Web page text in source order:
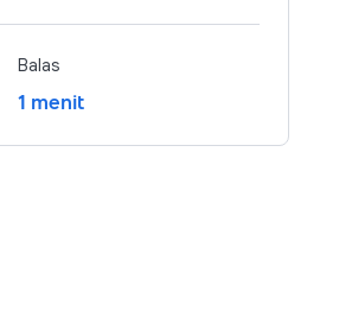
Balas
1 menit